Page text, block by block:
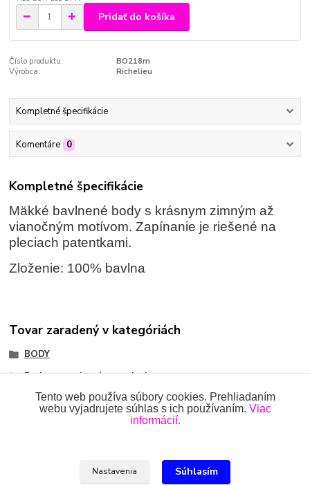
Pridať do košíka
Číslo produktu:
BO218m
Výrobca:
Richelieu
Kompletné špecifikácie
Komentáre 0
Kompletné špecifikácie
Mäkké bavlnené body s krásnym zimným až
vianočným motívom. Zapínanie je riešené na
pleciach patentkami.
Zloženie: 100% bavlna
Tovar zaradený v kategóriách
BODY
Body so zapínaním na pleci
Ing.Miroslava Dvorščáková, Kružlová 110, 090 02 Kružlová,
Tento web používa súbory cookies. Prehliadaním
webu vyjadrujete súhlas s ich používaním. Viac
informácií.
Nastavenia Súhlasím